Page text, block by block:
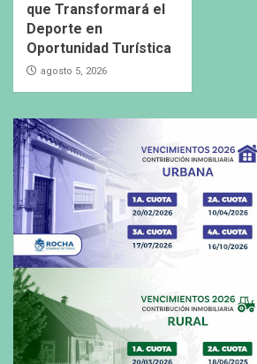
que Transformará el
Deporte en
Oportunidad Turística
agosto 5, 2026